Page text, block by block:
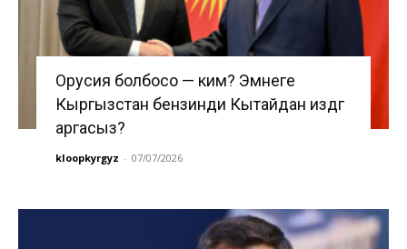
Орусия болбосо — ким? Эмнеге
Кыргызстан бензинди Кытайдан издөөгө
аргасыз?
kloopkyrgyz - 07/07/2026